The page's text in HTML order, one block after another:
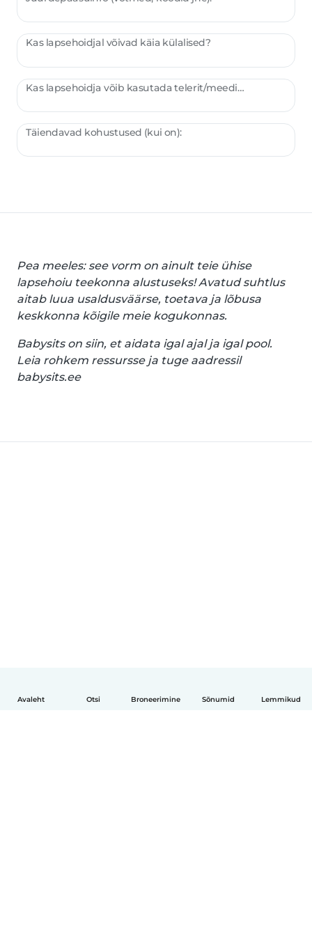
Avaleht Otsi Broneerimine Sõnumid Lemmikud
Kas lapsehoidjal võivad käia külalised?
Kas lapsehoidja võib kasutada telerit/meediat/mänge?
Täiendavad kohustused (kui on):
Pea meeles: see vorm on ainult teie ühise
lapsehoiu teekonna alustuseks! Avatud suhtlus
aitab luua usaldusväärse, toetava ja lõbusa
keskkonna kõigile meie kogukonnas.
Babysits on siin, et aidata igal ajal ja igal pool.
Leia rohkem ressursse ja tuge aadressil
babysits.ee